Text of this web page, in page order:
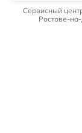
Сервисный
Ростове-